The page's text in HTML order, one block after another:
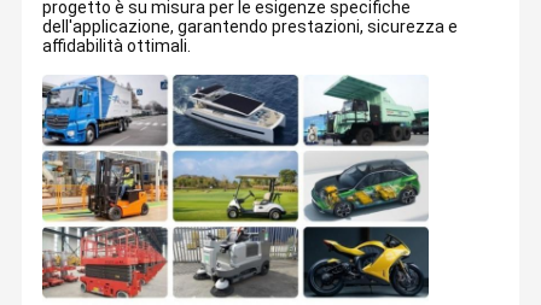
progetto è su misura per le esigenze specifiche
dell'applicazione, garantendo prestazioni, sicurezza e
affidabilità ottimali.